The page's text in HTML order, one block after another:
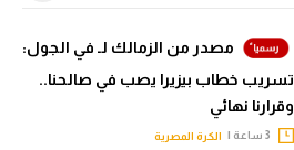
مصدر من الزمالك لـ في الجول:
تسريب خطاب بيزيرا يصب في صالحنا..
وقرارنا نهائي
الكرة المصرية